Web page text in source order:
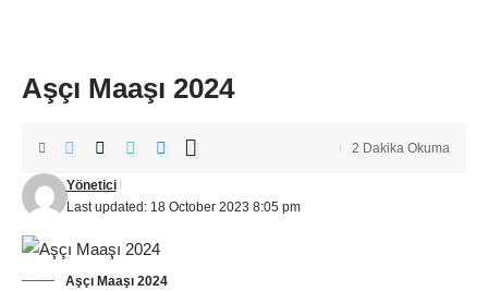
Aşçı Maaşı 2024
Last updated: 18 October 2023 8:05 pm
Yönetici
2 Dakika Okuma
Aşçı Maaşı 2024